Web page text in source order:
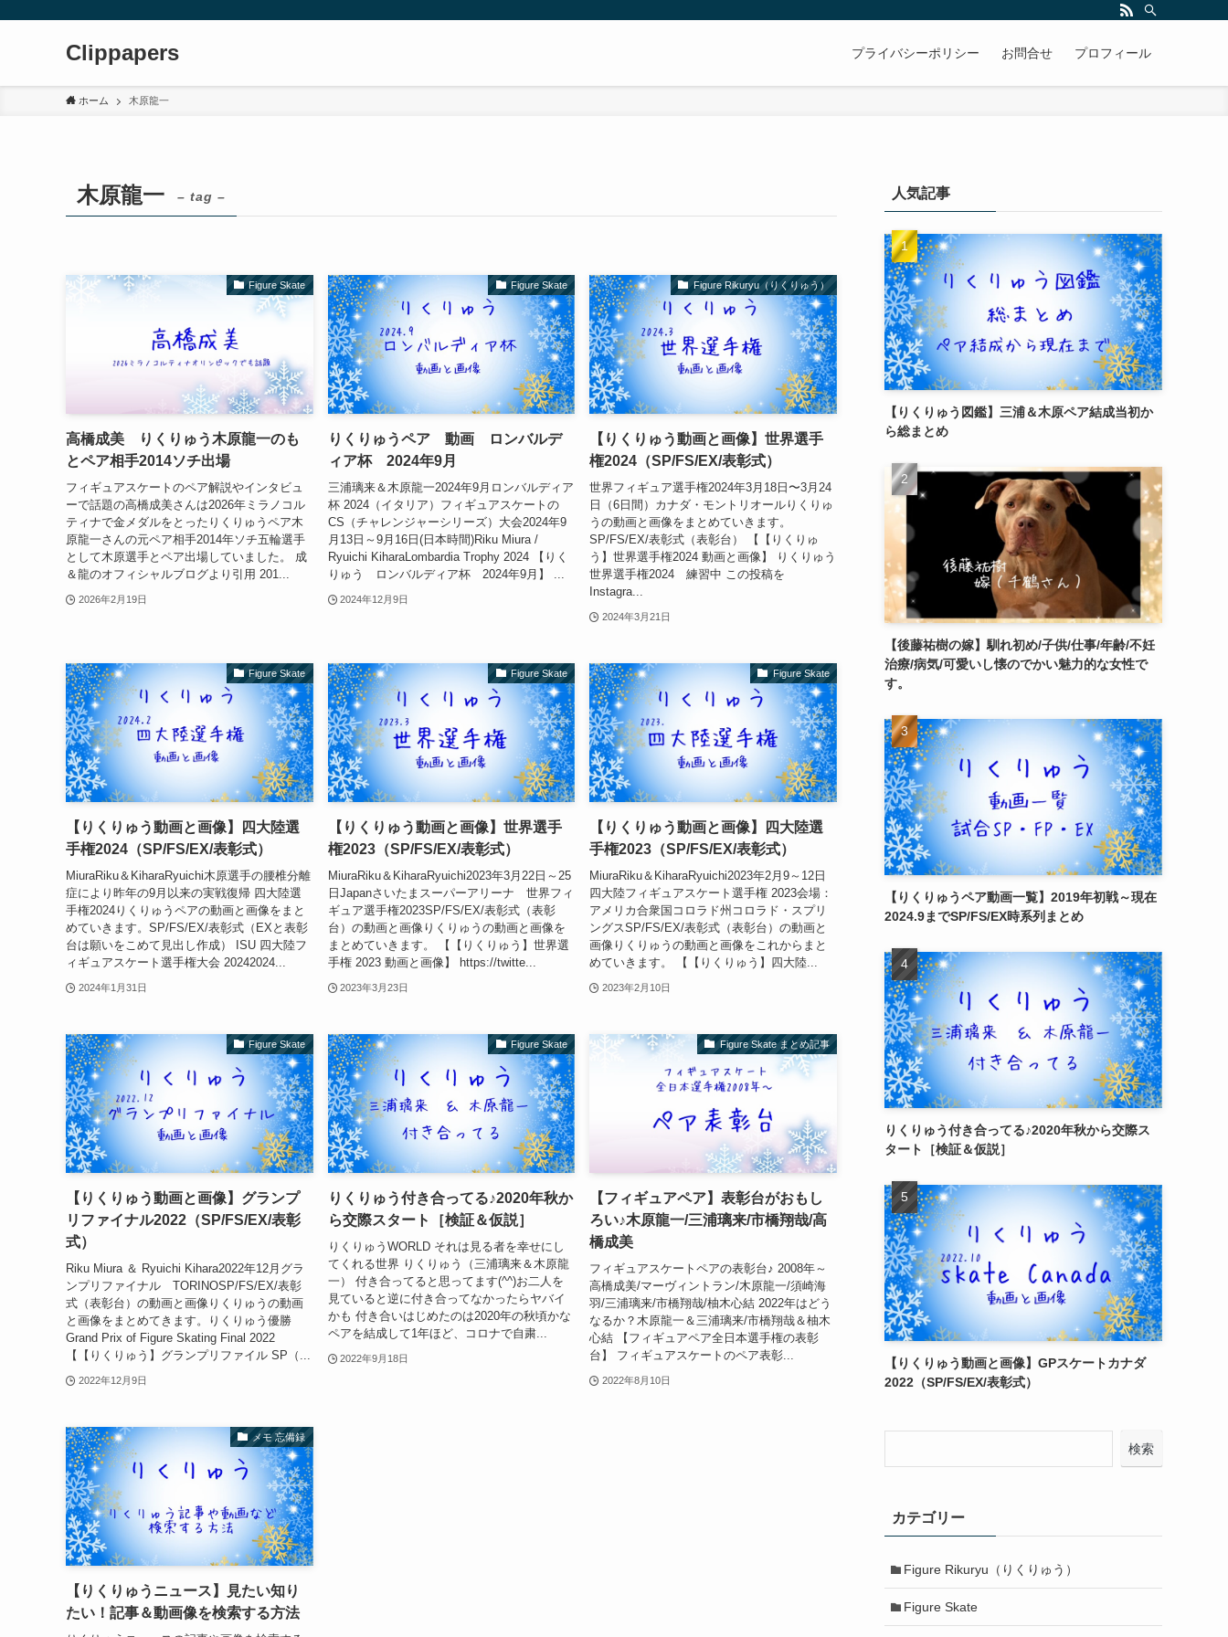
Clippapers プライバシーポリシー お問合せ プロフィール
ホーム 木原龍一
木原龍一 – tag –
Figure Skate
高橋成美 りくりゅう木原龍一のも
とペア相手2014ソチ出場
フィギュアスケートのペア解説やインタビュ
ーで話題の高橋成美さんは2026年ミラノコル
ティナで金メダルをとったりくりゅうペア木
原龍一さんの元ペア相手2014年ソチ五輪選手
として木原選手とペア出場していました。 成
＆龍のオフィシャルブログより引用 201...
2026年2月19日
Figure Skate
りくりゅうペア 動画 ロンバルデ
ィア杯 2024年9月
三浦璃来＆木原龍一2024年9月ロンバルディア
杯 2024（イタリア）フィギュアスケートの
CS（チャレンジャーシリーズ）大会2024年9
月13日～9月16日(日本時間)Riku Miura /
Ryuichi KiharaLombardia Trophy 2024 【りく
りゅう ロンバルディア杯 2024年9月】 ...
2024年12月9日
Figure Rikuryu（りくりゅう）
【りくりゅう動画と画像】世界選手
権2024（SP/FS/EX/表彰式）
世界フィギュア選手権2024年3月18日〜3月24
日（6日間）カナダ・モントリオールりくりゅ
うの動画と画像をまとめていきます。
SP/FS/EX/表彰式（表彰台） 【【りくりゅ
う】世界選手権2024 動画と画像】 りくりゅう
世界選手権2024 練習中 この投稿を
Instagra...
2024年3月21日
Figure Skate
【りくりゅう動画と画像】四大陸選
手権2024（SP/FS/EX/表彰式）
MiuraRiku＆KiharaRyuichi木原選手の腰椎分離
症により昨年の9月以来の実戦復帰 四大陸選
手権2024りくりゅうペアの動画と画像をまと
めていきます。SP/FS/EX/表彰式（EXと表彰
台は願いをこめて見出し作成） ISU 四⼤陸フ
ィギュアスケート選⼿権⼤会 20242024...
2024年1月31日
Figure Skate
【りくりゅう動画と画像】世界選手
権2023（SP/FS/EX/表彰式）
MiuraRiku＆KiharaRyuichi2023年3月22日～25
日Japanさいたまスーパーアリーナ 世界フィ
ギュア選手権2023SP/FS/EX/表彰式（表彰
台）の動画と画像りくりゅうの動画と画像を
まとめていきます。 【【りくりゅう】世界選
手権 2023 動画と画像】 https://twitte...
2023年3月23日
Figure Skate
【りくりゅう動画と画像】四大陸選
手権2023（SP/FS/EX/表彰式）
MiuraRiku＆KiharaRyuichi2023年2月9～12日
四大陸フィギュアスケート選手権 2023会場：
アメリカ合衆国コロラド州コロラド・スプリ
ングスSP/FS/EX/表彰式（表彰台）の動画と
画像りくりゅうの動画と画像をこれからまと
めていきます。 【【りくりゅう】四大陸...
2023年2月10日
Figure Skate
【りくりゅう動画と画像】グランプ
リファイナル2022（SP/FS/EX/表彰
式）
Riku Miura ＆ Ryuichi Kihara2022年12月グラ
ンプリファイナル TORINOSP/FS/EX/表彰
式（表彰台）の動画と画像りくりゅうの動画
と画像をまとめてきます。りくりゅう優勝
Grand Prix of Figure Skating Final 2022
【【りくりゅう】グランプリファイル SP（...
2022年12月9日
Figure Skate
りくりゅう付き合ってる♪2020年秋か
ら交際スタート［検証＆仮説］
りくりゅうWORLD それは見る者を幸せにし
てくれる世界 りくりゅう（三浦璃来＆木原龍
一） 付き合ってると思ってます(^^)お二人を
見ていると逆に付き合ってなかったらヤバイ
かも 付き合いはじめたのは2020年の秋頃かな
ペアを結成して1年ほど、コロナで自粛...
2022年9月18日
Figure Skate まとめ記事
【フィギュアペア】表彰台がおもし
ろい♪木原龍一/三浦璃来/市橋翔哉/高
橋成美
フィギュアスケートペアの表彰台♪ 2008年～
高橋成美/マーヴィントラン/木原龍一/須崎海
羽/三浦璃来/市橋翔哉/柚木心結 2022年はどう
なるか？木原龍一＆三浦璃来/市橋翔哉＆柚木
心結 【フィギュアペア全日本選手権の表彰
台】 フィギュアスケートのペア表彰...
2022年8月10日
メモ 忘備録
【りくりゅうニュース】見たい知り
たい！記事＆動画像を検索する方法
人気記事
【りくりゅう図鑑】三浦＆木原ペア結成当初か
ら総まとめ
【後藤祐樹の嫁】馴れ初め/子供/仕事/年齢/不妊
治療/病気/可愛いし懐のでかい魅力的な女性で
す。
【りくりゅうペア動画一覧】2019年初戦～現在
2024.9までSP/FS/EX時系列まとめ
りくりゅう付き合ってる♪2020年秋から交際ス
タート［検証＆仮説］
【りくりゅう動画と画像】GPスケートカナダ
2022（SP/FS/EX/表彰式）
検索
カテゴリー
Figure Rikuryu（りくりゅう）
Figure Skate